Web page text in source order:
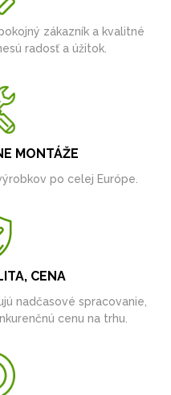
zákazník a kvalitné
radosť a úžitok.
MONTÁŽE
po celej Európe.
CENA
nadčasové spracovanie,
cenu na trhu.